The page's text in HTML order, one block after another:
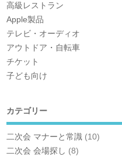
高級レストラン
Apple製品
テレビ・オーディオ
アウトドア・自転車
チケット
子ども向け
カテゴリー
二次会 マナーと常識 (10)
二次会 会場探し (8)